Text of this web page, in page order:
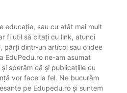
educație, sau cu atât mai mult
fi util să citați cu link, atunci
părți dintr-un articol sau o idee
EduPedu.ro ne-am asumat
sperăm că și publicațiile cu
vor face la fel. Ne bucurăm
pe Edupedu.ro și suntem